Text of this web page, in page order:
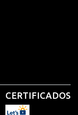
CERTIFICADOS